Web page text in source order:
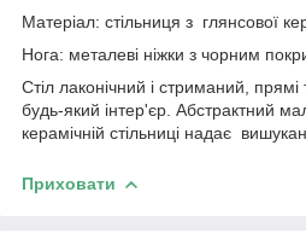
Матеріал: стільниця з глянсової
Нога: металеві ніжки з чорним
Стіл лаконічний і стриманий, прямі
будь-який інтер'єр. Абстрактний
керамічній стільниці надає
Приховати